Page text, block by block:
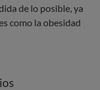
de lo posible, ya
como la obesidad